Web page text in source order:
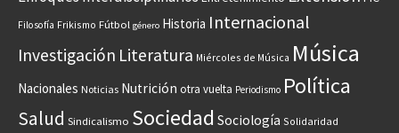
Filosofía Frikismo Fútbol género Historia Internacional
Investigación Literatura Miércoles de Música Música
Nacionales Noticias Nutrición otra vuelta Periodismo Política
Salud Sindicalismo Sociedad Sociología Solidaridad